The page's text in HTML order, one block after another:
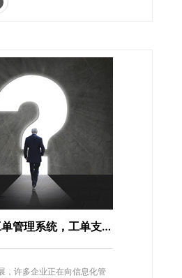
统，工单支持系统有哪些功能？
，许多企业正在向信息化管